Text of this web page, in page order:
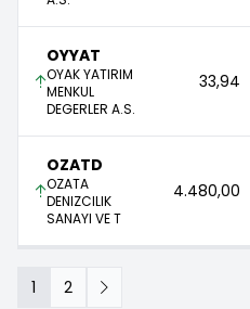
OYYAT
OYAK YATIRIM
MENKUL
DEGERLER A.S.
33,94
OZATD
OZATA
DENIZCILIK
SANAYI VE T
4.480,00
1 2